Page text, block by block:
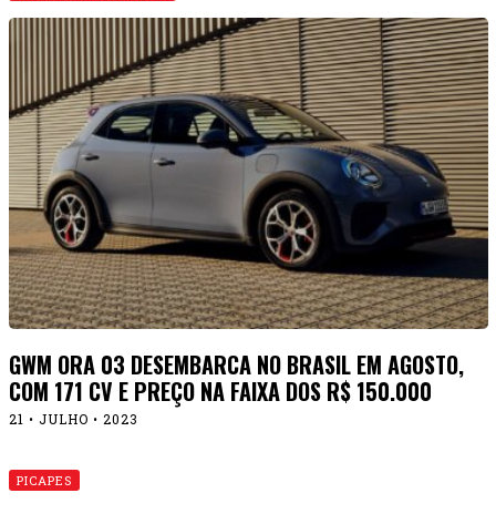
GWM ORA 03 DESEMBARCA NO BRASIL EM AGOSTO,
COM 171 CV E PREÇO NA FAIXA DOS R$ 150.000
21 • JULHO • 2023
PICAPES